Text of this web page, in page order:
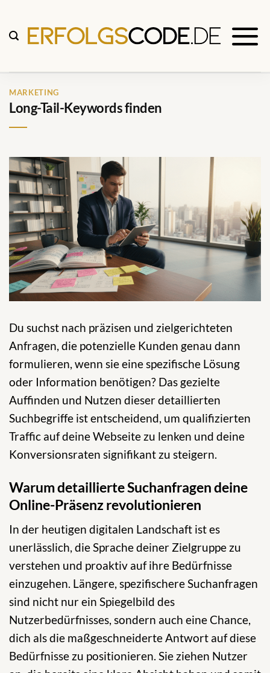
Inhalt
springen
MARKETING
Long-Tail-Keywords finden
Du suchst nach präzisen und zielgerichteten
Anfragen, die potenzielle Kunden genau dann
formulieren, wenn sie eine spezifische Lösung
oder Information benötigen? Das gezielte
Auffinden und Nutzen dieser detaillierten
Suchbegriffe ist entscheidend, um qualifizierten
Traffic auf deine Webseite zu lenken und deine
Konversionsraten signifikant zu steigern.
Warum detaillierte Suchanfragen deine
Online-Präsenz revolutionieren
In der heutigen digitalen Landschaft ist es
unerlässlich, die Sprache deiner Zielgruppe zu
verstehen und proaktiv auf ihre Bedürfnisse
einzugehen. Längere, spezifischere Suchanfragen
sind nicht nur ein Spiegelbild des
Nutzerbedürfnisses, sondern auch eine Chance,
dich als die maßgeschneiderte Antwort auf diese
Bedürfnisse zu positionieren. Sie ziehen Nutzer